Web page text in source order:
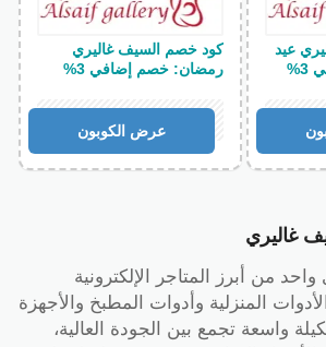
عيد
الفطر: تخفيض إضافي 3%
كود خصم السيف غاليري
رمضان: خصم إضافي 3%
عرض الكوبون
غاليري
من أبرز المتاجر الإلكترونية
المنزلية وأدوات المطبخ والأجهزة
واسعة تجمع بين الجودة العالية،